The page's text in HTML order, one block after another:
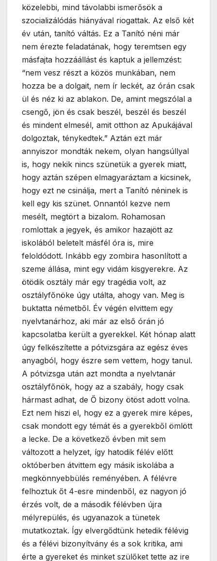
közelebbi, mind távolabbi ismerősök a
szocializálódás hiányával riogattak. Az első két
év után, tanító váltás. Ez a Tanító néni már
nem érezte feladatának, hogy teremtsen egy
másfajta hozzáállást és kaptuk a jellemzést:
“nem vesz részt a közös munkában, nem
hozza be a dolgait, nem ír leckét, az órán csak
ül és néz ki az ablakon. De, amint megszólal a
csengő, jön és csak beszél, beszél és beszél
és mindent elmesél, amit otthon az Apukájával
dolgoztak, ténykedtek.” Aztán ezt már
annyiszor mondták nekem, olyan hangsúllyal
is, hogy nekik nincs szünetük a gyerek miatt,
hogy aztán szépen elmagyaráztam a kicsinek,
hogy ezt ne csinálja, mert a Tanító néninek is
kell egy kis szünet. Onnantól kezve nem
mesélt, megtört a bizalom. Rohamosan
romlottak a jegyek, és amikor hazajött az
iskolából beletelt másfél óra is, mire
feloldódott. Inkább egy zombira hasonlított a
szeme állása, mint egy vidám kisgyerekre. Az
ötödik osztály már egy tragédia volt, az
osztályfőnöke úgy utálta, ahogy van. Meg is
buktatta németből. Év végén elvittem egy
nyelvtanárhoz, aki már az első órán jó
kapcsolatba került a gyerekkel. Két hónap alatt
úgy felkészítette a pótvizsgára az egész éves
anyagból, hogy észre sem vettem, hogy tanul.
A pótvizsga után azt mondta a nyelvtanár
osztályfőnök, hogy az a szabály, hogy csak
hármast adhat, de Ő bizony ötöst adott volna.
Ezt nem hiszi el, hogy ez a gyerek mire képes,
csak mondott egy témát és a gyerekből ömlött
a lecke. De a következő évben mit sem
változott a helyzet, így hatodik félév előtt
októberben átvittem egy másik iskolába a
megkönnyebbülés reményében. A félévre
felhoztuk őt 4-esre mindenből, ez nagyon jó
érzés volt, de a második félévben újra
mélyrepülés, és ugyanazok a tünetek
mutatkoztak. Így elvergődtünk hetedik félévig
és a félévi bizonyítvány és a sok kritika, ami
érte a gyereket és minket szülőket tette az ire